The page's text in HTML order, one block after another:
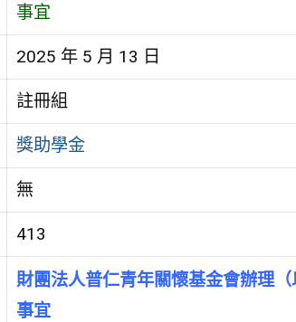
事宜
2025 年 5 月 13 日
註冊組
獎助學金
無
413
財團法人普仁青年關懷基金會辦理
事宜